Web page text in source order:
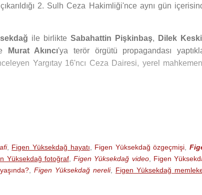
2. Sulh Ceza Hakimliği'nce aynı gün
ile birlikte Sabahattin Pişkinbaş, Dilek
Murat Akıncı'ya terör örgütü propagandası
Yargıtay 16'ncı Ceza Dairesi, yerel
ilçesindeki bir programda, "Sırtımızı YPG'ye,
15 yıla kadar hapis cezası talebiyle iddianamesi
daha vardır.
milletvekilliği TBMM Genel Kurulu’nda 21
, Figen Yüksekdağ hayatı Figen Yüksekdağ özgeçmişi ,
Yüksekdağ fotoğraf,Figen Yüksekdağ video, Figen
Figen Yüksekdağ nereli, Figen Yüksekdağ